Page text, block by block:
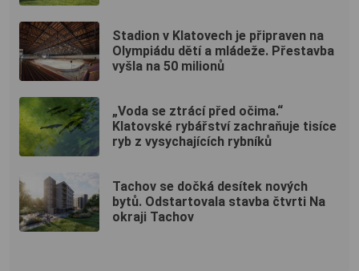
Stadion v Klatovech je připraven na
Olympiádu dětí a mládeže. Přestavba
vyšla na 50 milionů
„Voda se ztrácí před očima.“
Klatovské rybářství zachraňuje tisíce
ryb z vysychajících rybníků
Tachov se dočká desítek nových
bytů. Odstartovala stavba čtvrti Na
okraji Tachov